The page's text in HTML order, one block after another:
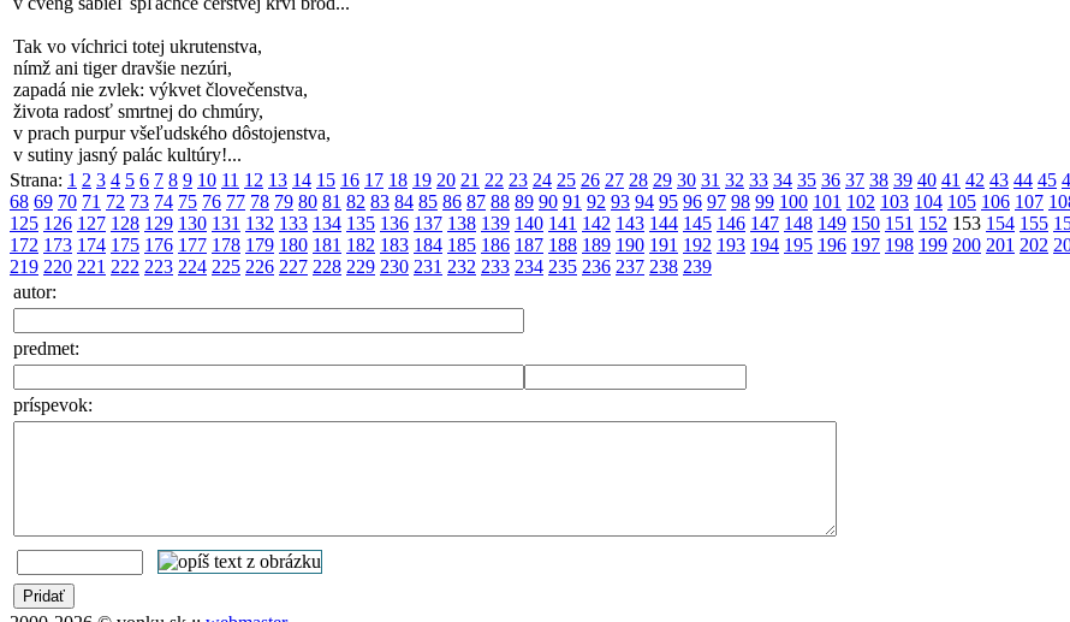
Tak vo víchrici totej ukrutenstva,
nímž ani tiger dravšie nezúri,
zapadá nie zvlek: výkvet človečenstva,
života radosť smrtnej do chmúry,
v prach purpur všeľudského dôstojenstva,
v sutiny jasný palác kultúry!...
Strana: 1 2 3 4 5 6 7 8 9 10 11 12 13 14 15 16 17 18 19 20 21 22 23 24 25 26 27 28 29 30 31 32 33 34 35 36 37 38 39 40 41 42 43 44 45
68 69 70 71 72 73 74 75 76 77 78 79 80 81 82 83 84 85 86 87 88 89 90 91 92 93 94 95 96 97 98 99 100 101 102 103 104 105 106 107
125 126 127 128 129 130 131 132 133 134 135 136 137 138 139 140 141 142 143 144 145 146 147 148 149 150 151 152 153 154 155
172 173 174 175 176 177 178 179 180 181 182 183 184 185 186 187 188 189 190 191 192 193 194 195 196 197 198 199 200 201 202
219 220 221 222 223 224 225 226 227 228 229 230 231 232 233 234 235 236 237 238 239
autor:
predmet:
príspevok: